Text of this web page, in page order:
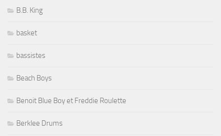
B.B. King
basket
bassistes
Beach Boys
Benoit Blue Boy et Freddie Roulette
Berklee Drums